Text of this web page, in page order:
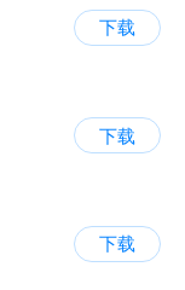
下载
下载
下载